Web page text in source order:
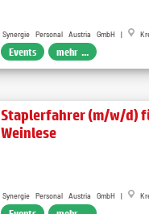
Synergie Personal Austria GmbH |
Events mehr ...
Staplerfahrer (m/w/d)
Weinlese
Synergie Personal Austria GmbH |